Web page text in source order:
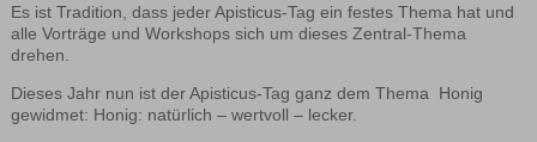
Es ist Tradition, dass jeder Apisticus-Tag ein festes Thema hat und
alle Vorträge und Workshops sich um dieses Zentral-Thema
drehen.
Dieses Jahr nun ist der Apisticus-Tag ganz dem Thema Honig
gewidmet: Honig: natürlich – wertvoll – lecker.